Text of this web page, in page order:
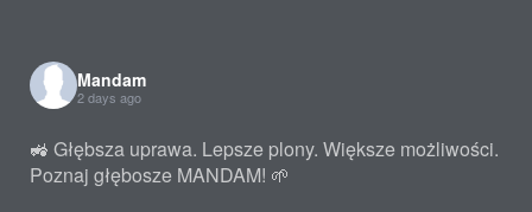
Mandam
2 days ago
🚜 Głębsza uprawa. Lepsze plony. Większe możliwości.
Poznaj głębosze MANDAM! 🌱